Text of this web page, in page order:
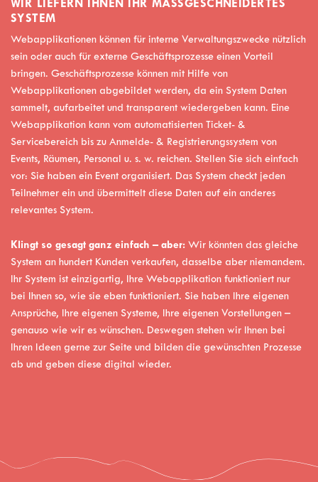
WIR LIEFERN IHNEN IHR MASSGESCHNEIDERTES S
YSTEM
Webapplikationen können für interne Verwaltungszwecke nützlich
sein oder auch für externe Geschäftsprozesse einen Vorteil
bringen. Geschäftsprozesse können mit Hilfe von
Webapplikationen abgebildet werden, da ein System Daten
sammelt, aufarbeitet und transparent wiedergeben kann. Eine
Webapplikation kann vom automatisierten Ticket- &
Servicebereich bis zu Anmelde- & Registrierungssystem von
Events, Räumen, Personal u. s. w. reichen. Stellen Sie sich einfach
vor: Sie haben ein Event organisiert. Das System checkt jeden
Teilnehmer ein und übermittelt diese Daten auf ein anderes
relevantes System.
Klingt so gesagt ganz einfach – aber: Wir könnten das gleiche
System an hundert Kunden verkaufen, dasselbe aber niemandem.
Ihr System ist einzigartig, Ihre Webapplikation funktioniert nur
bei Ihnen so, wie sie eben funktioniert. Sie haben Ihre eigenen
Ansprüche, Ihre eigenen Systeme, Ihre eigenen Vorstellungen –
genauso wie wir es wünschen. Deswegen stehen wir Ihnen bei
Ihren Ideen gerne zur Seite und bilden die gewünschten Prozesse
ab und geben diese digital wieder.